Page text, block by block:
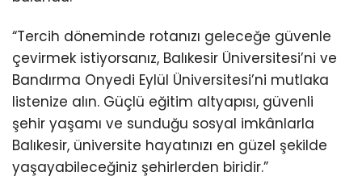
“Tercih döneminde rotanızı geleceğe güvenle
çevirmek istiyorsanız, Balıkesir Üniversitesi’ni ve
Bandırma Onyedi Eylül Üniversitesi’ni mutlaka
listenize alın. Güçlü eğitim altyapısı, güvenli
şehir yaşamı ve sunduğu sosyal imkânlarla
Balıkesir, üniversite hayatınızı en güzel şekilde
yaşayabileceğiniz şehirlerden biridir.”